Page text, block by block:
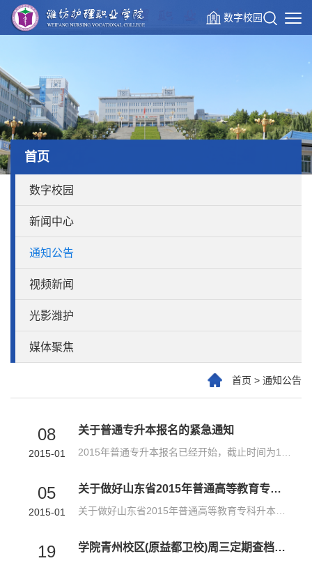
数字校园
首页
数字校园
新闻中心
通知公告
视频新闻
光影潍护
媒体聚焦
首页 > 通知公告
08
2015-01
关于普通专升本报名的紧急通知
05
2015-01
关于做好山东省2015年普通高等教育专科升本科招生考试报名工作的通知
19 学院青州校区(原益都卫校)周三定期查档的通知